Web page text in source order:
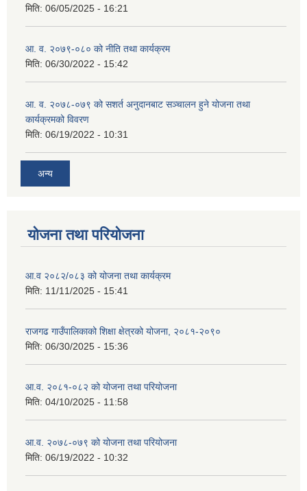
मिति: 06/05/2025 - 16:21
आ. व. २०७९-०८० को नीति तथा कार्यक्रम
मिति: 06/30/2022 - 15:42
आ. व. २०७८-०७९ को सशर्त अनुदानबाट सञ्चालन हुने योजना तथा
कार्यक्रमको विवरण
मिति: 06/19/2022 - 10:31
अन्य
योजना तथा परियोजना
आ.व २०८२/०८३ को योजना तथा कार्यक्रम
मिति: 11/11/2025 - 15:41
राजगढ गाउँपालिकाको शिक्षा क्षेत्रको योजना, २०८१-२०९०
मिति: 06/30/2025 - 15:36
आ.व. २०८१-०८२ को योजना तथा परियोजना
मिति: 04/10/2025 - 11:58
आ.व. २०७८-०७९ को योजना तथा परियोजना
मिति: 06/19/2022 - 10:32